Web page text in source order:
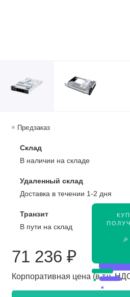
🎉
Предзаказ
Склад
В наличии на складе
Удаленный склад
Доставка в течении 1-2 дня
Транзит
В пути на склад
71 236 ₽
Корпоративная цена (в т.ч.